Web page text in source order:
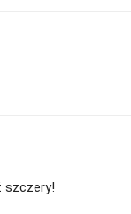
szczery!